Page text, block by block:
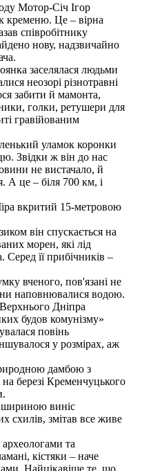
Мотор-Сiч Ігор
кременю. Це – вiрна
спiвробiтнику
нову, надзвичайно
заселялася людьми
неозорi рiзнотравнi
забити й мамонта,
голки, ретушери для
гравiйованим
уламок коронки
Звiдки ж вiн до нас
не вистачало, й
А це – бiля 700 км, i
вкритий 15-метровою
він спускається на
морен, які лід
її прибічників –
вченого, пов'язані не
наповнювалися водою.
Дніпра
будов комунізму»
повінь
у розмірах, аж
дамбою з
березі Кременчуцького
шириною виніс
схилів, змітав все живе
та
кістяки – наче
Найцікавіше те, що